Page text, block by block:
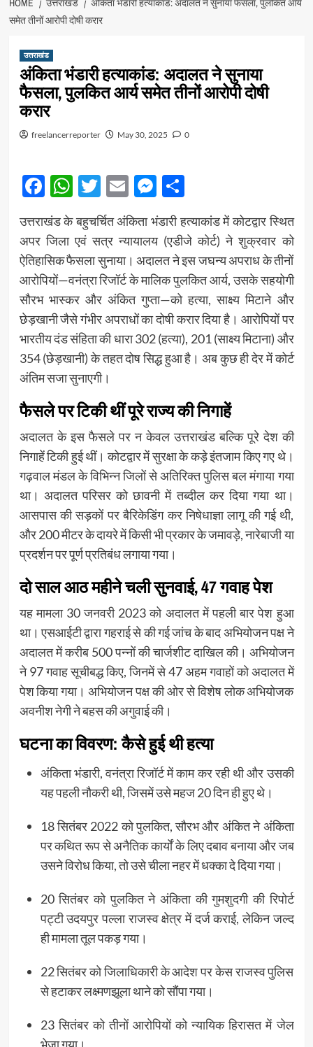
HOME उत्तराखंड
अंकिता भंडारी हत्याकांड: अदालत ने सुनाया फैसला, पुलकित आर्य
समेत तीनों आरोपी दोषी करार
उत्तराखंड
अंकिता भंडारी हत्याकांड: अदालत ने सुनाया
फैसला, पुलकित आर्य समेत तीनों आरोपी दोषी
करार
freelancerreporter May 30, 2025 0
Facebook
WhatsApp
Twitter
EmailMessenger
Share
उत्तराखंड के बहुचर्चित अंकिता भंडारी हत्याकांड में कोटद्वार स्थित
अपर जिला एवं सत्र न्यायालय (एडीजे कोर्ट) ने शुक्रवार को
ऐतिहासिक फैसला सुनाया। अदालत ने इस जघन्य अपराध के तीनों
आरोपियों—वनंत्रा रिजॉर्ट के मालिक पुलकित आर्य, उसके सहयोगी
सौरभ भास्कर और अंकित गुप्ता—को हत्या, साक्ष्य मिटाने और
छेड़खानी जैसे गंभीर अपराधों का दोषी करार दिया है। आरोपियों पर
भारतीय दंड संहिता की धारा 302 (हत्या), 201 (साक्ष्य मिटाना) और
354 (छेड़खानी) के तहत दोष सिद्ध हुआ है। अब कुछ ही देर में कोर्ट
अंतिम सजा सुनाएगी।
फैसले पर टिकी थीं पूरे राज्य की निगाहें
अदालत के इस फैसले पर न केवल उत्तराखंड बल्कि पूरे देश की
निगाहें टिकी हुई थीं। कोटद्वार में सुरक्षा के कड़े इंतजाम किए गए थे।
गढ़वाल मंडल के विभिन्न जिलों से अतिरिक्त पुलिस बल मंगाया गया
था। अदालत परिसर को छावनी में तब्दील कर दिया गया था।
आसपास की सड़कों पर बैरिकेडिंग कर निषेधाज्ञा लागू की गई थी,
और 200 मीटर के दायरे में किसी भी प्रकार के जमावड़े, नारेबाजी या
प्रदर्शन पर पूर्ण प्रतिबंध लगाया गया।
दो साल आठ महीने चली सुनवाई, 47 गवाह पेश
यह मामला 30 जनवरी 2023 को अदालत में पहली बार पेश हुआ
था। एसआईटी द्वारा गहराई से की गई जांच के बाद अभियोजन पक्ष ने
अदालत में करीब 500 पन्नों की चार्जशीट दाखिल की। अभियोजन
ने 97 गवाह सूचीबद्ध किए, जिनमें से 47 अहम गवाहों को अदालत में
पेश किया गया। अभियोजन पक्ष की ओर से विशेष लोक अभियोजक
अवनीश नेगी ने बहस की अगुवाई की।
घटना का विवरण: कैसे हुई थी हत्या
अंकिता भंडारी, वनंत्रा रिजॉर्ट में काम कर रही थी और उसकी
यह पहली नौकरी थी, जिसमें उसे महज 20 दिन ही हुए थे।
18 सितंबर 2022 को पुलकित, सौरभ और अंकित ने अंकिता
पर कथित रूप से अनैतिक कार्यों के लिए दबाव बनाया और जब
उसने विरोध किया, तो उसे चीला नहर में धक्का दे दिया गया।
20 सितंबर को पुलकित ने अंकिता की गुमशुदगी की रिपोर्ट
पट्टी उदयपुर पल्ला राजस्व क्षेत्र में दर्ज कराई, लेकिन जल्द
ही मामला तूल पकड़ गया।
22 सितंबर को जिलाधिकारी के आदेश पर केस राजस्व पुलिस
से हटाकर लक्ष्मणझूला थाने को सौंपा गया।
23 सितंबर को तीनों आरोपियों को न्यायिक हिरासत में जेल